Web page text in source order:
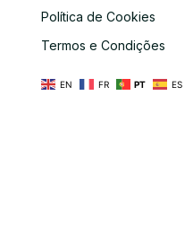
Política de Cookies
Termos e Condições
EN FR PT ES